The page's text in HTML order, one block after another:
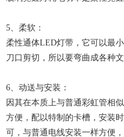
5、柔软：
柔性通体LED灯带，它可以最
刀口剪切，所以要弯曲成各种
6、动送与安装：
因其在本质上与普通彩虹管相
方便，配以特制的卡槽，安装
可，与普通电线安装一样方便，